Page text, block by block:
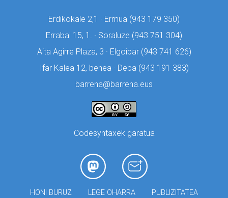
Erdikokale 2,1 · Ermua (943 179 350)
Errabal 15, 1. · Soraluze (943 751 304)
Aita Agirre Plaza, 3 · Elgoibar (943 741 626)
Ifar Kalea 12, behea · Deba (943 191 383)
barrena@barrena.eus
Codesyntaxek garatua
HONI BURUZ LEGE OHARRA PUBLIZITATEA